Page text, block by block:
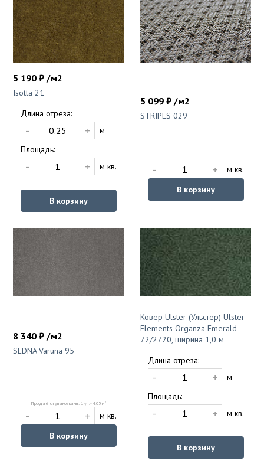
5 190 ₽ /м2
Isotta 21
Длина отреза:
- +
м
Площадь:
- + м кв.
В корзину
5 099 ₽ /м2
STRIPES 029
- +
м кв.
В корзину
8 340 ₽ /м2
SEDNA Varuna 95
Продаётся упаковками: 1 уп. - 4.05 м2
- +
м кв.
В корзину
Ковер Ulster (Ульстер) Ulster
Elements Organza Emerald
72/2720, ширина 1,0 м
Длина отреза:
- +
м
Площадь:
- + м кв.
В корзину